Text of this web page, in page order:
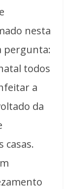
nesta
pergunta:
todos
a
da
casas.